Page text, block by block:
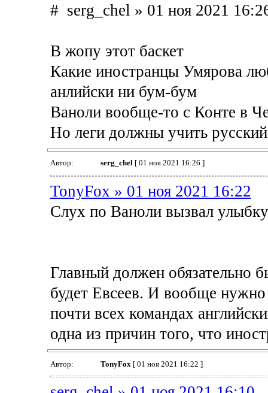
# serg_chel » 01 ноя 2021
В жопу этот баскет
Какие иностранцы Умярова
анлийски ни бум-бум
Ваноли вообще-то с Конте в
Но леги должны учить
Автор: serg_chel[ 01 ноя 2021 16:26 ]
TonyFox » 01 ноя 2021 16:22
Слух по Ваноли вызвал
Главный должен обязательно
будет Евсеев. И вообще
почти всех командах
одна из причин того, что
Автор: TonyFox [ 01 ноя 2021 16:22 ]